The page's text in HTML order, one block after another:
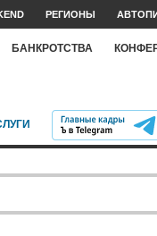
РЕГИОНЫ
БАНКРОТСТВА